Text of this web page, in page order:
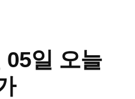
05일 오늘